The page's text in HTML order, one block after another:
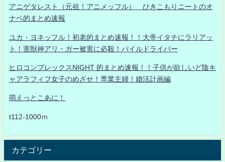
アニゲタレスト（元祖！アニメッフル） ひきこもりニートのオ
ナベ的まとめ速報
ユカ・ヨネッフル！初老的まとめ速報！！大帝イタチにラリアッ
ト！害獣神アリ・ガー被害に必殺！パイルドライバー
ヒロコンプレックスNIGHT 的まとめ速報！！子供が欲しいど陰キ
ャアラフィフ女子のめざせ！専業主婦！婚活計画編
萌えっとこあに！
t112-1000ｍ
カテゴリー